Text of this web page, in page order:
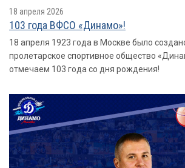
18 апреля 2026
103 года ВФСО «Динамо»!
18 апреля 1923 года в Москве было
пролетарское спортивное общество
отмечаем 103 года со дня рождения!